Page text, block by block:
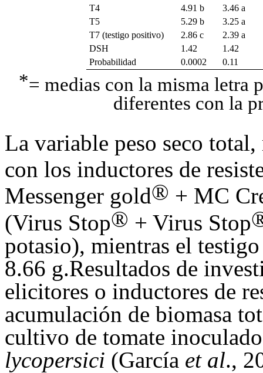
T4
4.91 b
3.46 a
T5
5.29 b
3.25 a
T7 (testigo positivo)
2.86 c
2.39 a
DSH
1.42
1.42
Probabilidad
0.0002 0.11
*= medias con la misma letra
diferentes con la
La variable peso seco
con los inductores de
Messenger gold® + MC
(Virus Stop® + Virus Stop
potasio), mientras el
8.66 g.Resultados de
elicitores o inductores de
acumulación de biomasa
cultivo de tomate
lycopersici (García et al.,